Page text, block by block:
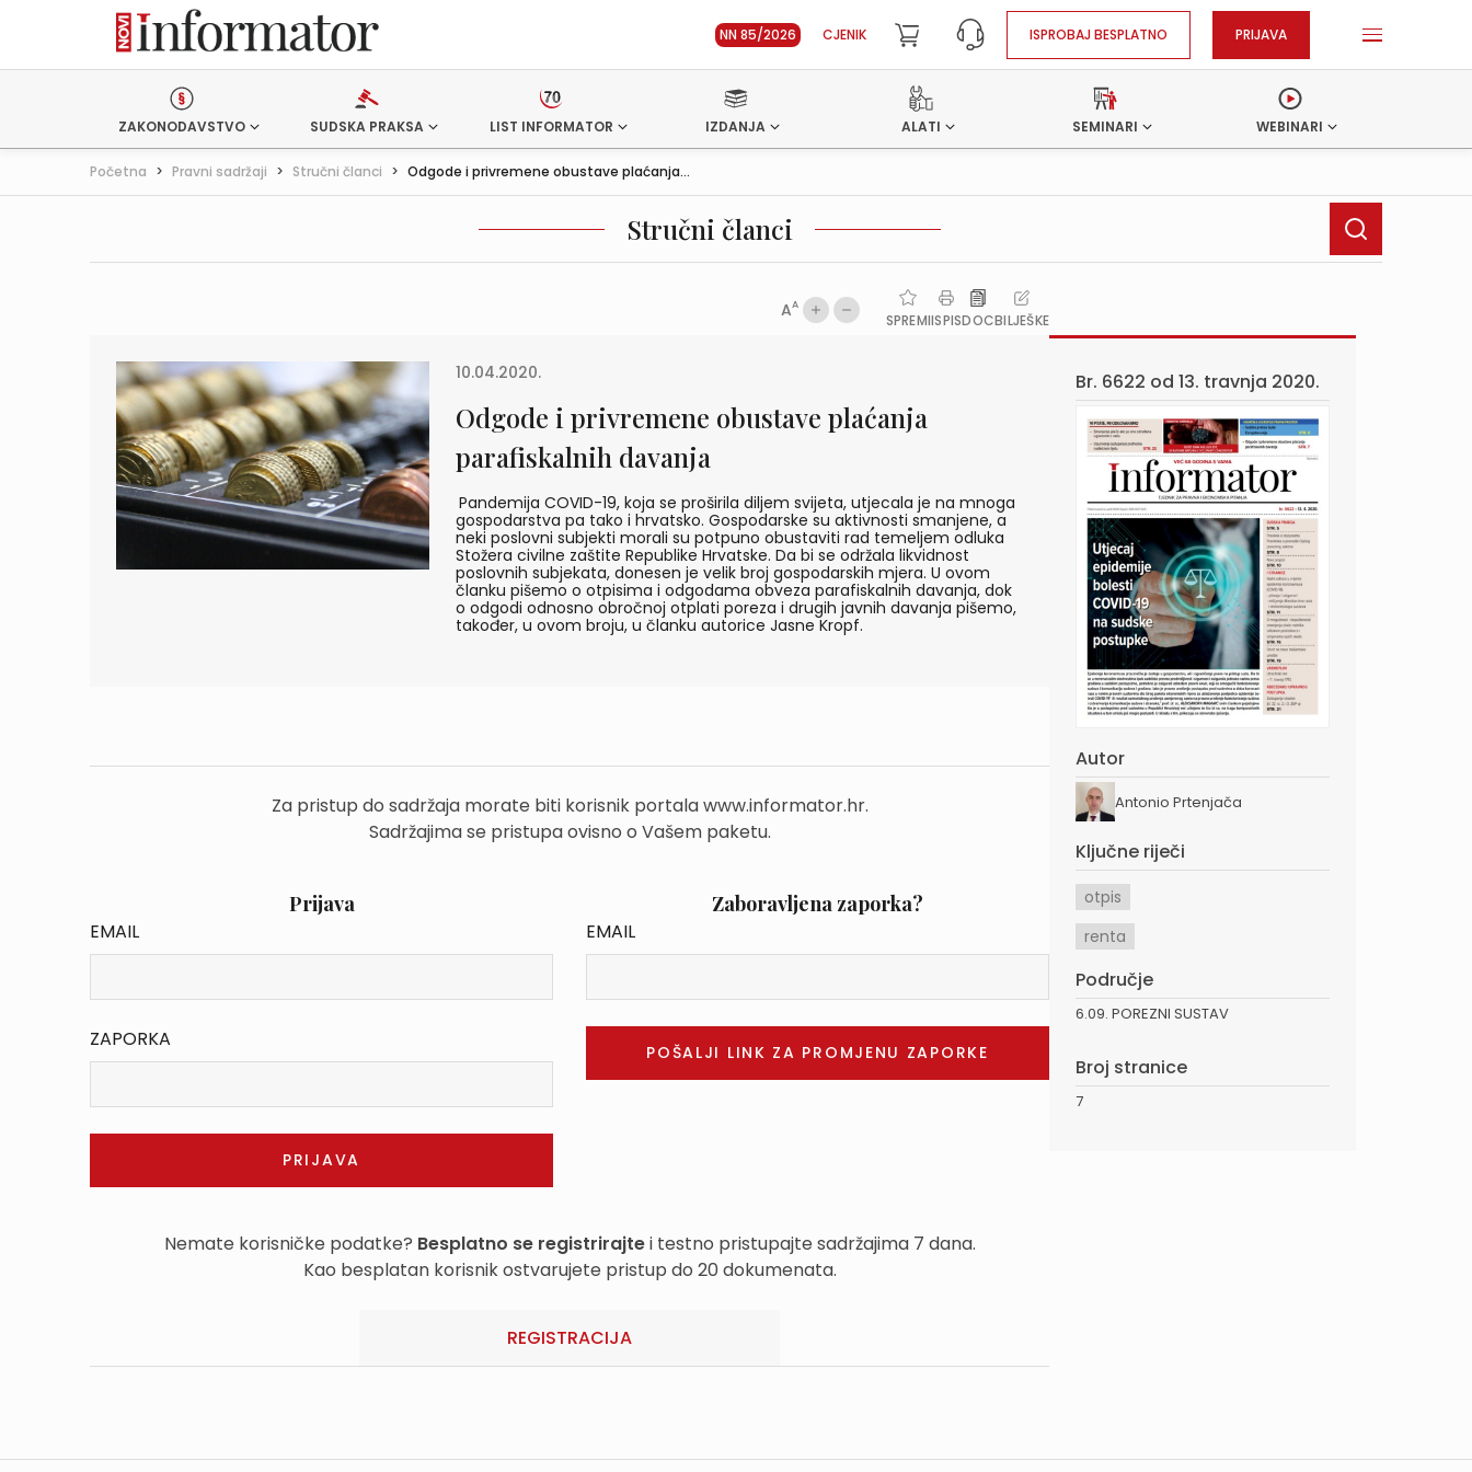
NN 85/2026 CJENIK ISPROBAJ BESPLATNO PRIJAVA
ZAKONODAVSTVO SUDSKA PRAKSA LIST INFORMATOR IZDANJA ALATI SEMINARI WEBINARI
Početna > Pravni sadržaji > Stručni članci > Odgode i privremene obustave plaćanja...
Stručni članci
AA
SPREMIISPISDOCBILJEŠKE
10.04.2020.
Odgode i privremene obustave plaćanja
parafiskalnih davanja
Pandemija COVID-19, koja se proširila diljem svijeta, utjecala je na mnoga
gospodarstva pa tako i hrvatsko. Gospodarske su aktivnosti smanjene, a
neki poslovni subjekti morali su potpuno obustaviti rad temeljem odluka
Stožera civilne zaštite Republike Hrvatske. Da bi se održala likvidnost
poslovnih subjekata, donesen je velik broj gospodarskih mjera. U ovom
članku pišemo o otpisima i odgodama obveza parafiskalnih davanja, dok
o odgodi odnosno obročnoj otplati poreza i drugih javnih davanja pišemo,
također, u ovom broju, u članku autorice Jasne Kropf.
Za pristup do sadržaja morate biti korisnik portala www.informator.hr.
Sadržajima se pristupa ovisno o Vašem paketu.
Prijava
EMAIL
ZAPORKA
Zaboravljena zaporka?
EMAIL
Nemate korisničke podatke? Besplatno se registrirajtei testno pristupajte sadržajima 7 dana.
Kao besplatan korisnik ostvarujete pristup do 20 dokumenata.
REGISTRACIJA
Br. 6622 od 13. travnja 2020.
Autor
Antonio Prtenjača
Ključne riječi
otpis
renta
Područje
6.09. POREZNI SUSTAV
Broj stranice
7